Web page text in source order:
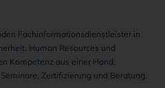
Fachinformationsdienstleister in
Human Resources und
Kompetenz aus einer Hand:
Zertifizierung und Beratung.